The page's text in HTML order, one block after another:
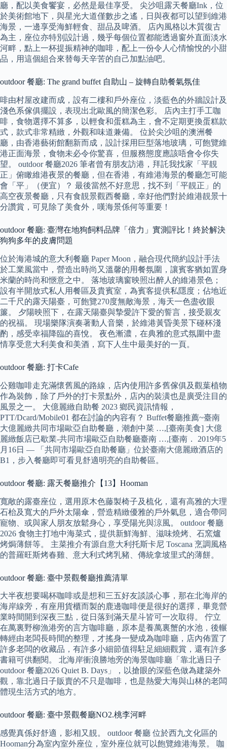
廳，配以美食饗宴，必然是最佳享受。 尖沙咀露天餐廳Ink，位
於美術館地下，與星光大道僅數步之遙，日與夜都可以望到維港
海景，一邊享受海鮮輕食、甜品及啤酒。 店內風格以木質復古
為主，座位亦特別設計過，幾乎每個位置都能透過窗外直面淡水
河畔，點上一杯提振精神的咖啡，配上一份令人心情愉悅的小甜
品，用這個組合來替每天辛苦的自己加點油吧。
outdoor 餐廳: The grand buffet 自助山 – 旋轉自助餐氣氛佳
啡由村屋改建而成，設有二樓和戶外座位，淡藍色的外牆設計及
淺色系傢俱擺設，表現出北歐風的簡潔色彩。 店內主打手工咖
啡，食物選擇不算多，以輕食和蛋糕為主，會不定期更換蛋糕款
式，款式非常精緻，外觀和味道兼備。 位於尖沙咀的澳洲餐
廳，由香港藝術館翻新而成，設計採用巨型落地玻璃，可飽覽維
港正面海景，食物未必令你驚喜，但服務態度應該唔會令你失
望。 outdoor 餐廳2026 筆者曾有朋友訪港，拜託我找家「平靚
正」俯瞰維港夜景的餐廳，但在香港，有維港海景的餐廳怎可能
會「平」（便宜）？ 最後當然不好意思，找不到「平靚正」的
高空夜景餐廳，只有食靚景觀西餐廳，幸好他們對於維港靚景十
分讚賞，可見除了美食外，嘆海景係何等重要！
outdoor 餐廳: 臺灣在地狗飼料品牌「倍力」實測評比！終於解決
狗狗多年的皮膚問題
位於海港城的意大利餐廳 Paper Moon，融合現代簡約設計手法
於工業風當中，營造出時尚又溫馨的用餐氛圍，讓賓客猶如置身
米蘭的時尚和愜意之中。 落地玻璃窗映照出醉人的維港景色；
設有半開放式私人用餐區及貴賓室，為賓客提供私隱度；佔地近
二千尺的露天陽臺，可飽覽270度無敵海景，海天一色盡收眼
簾。 夕陽映照下，在露天陽臺與摯愛許下愛的誓言，接受親友
的祝福。 現場樂隊演奏著動人音樂，於維港黃昏美景下碰杯淺
酌，感受幸福降臨的喜悅。 夜色漸濃，在典雅的意式氛圍中盡
情享受意大利美食和美酒，寫下人生中最美好的一頁。
outdoor 餐廳: 打卡Cafe
公雞咖啡走充滿懷舊風的路線，店內使用許多舊傢俱及觀葉植物
作為裝飾，除了戶外的打卡景點外，店內的裝潢也是廣受注目的
風景之一。 大億麗緻自助餐 2023 鄉民資訊情報，
PTT/Dcard/Mobile01 都在討論的內容有？ Buffet餐廳推薦~臺南
大億麗緻共同市場歐亞自助餐廳，潮創中菜 …,[臺南美食] 大億
麗緻飯店已歇業-共同市場歐亞自助餐廳臺南 …,[臺南． 2019年5
月16日 — 「共同市場歐亞自助餐廳」位於臺南大億麗緻酒店的
B1，步入餐廳即可看見舒適明亮的自助餐區。
outdoor 餐廳: 露天餐廳推介【13】Hooman
寬敞的露臺座位，選用原木色藤製椅子及梳化，還有高雅的大理
石枱及寬大的戶外太陽傘，營造精緻優雅的戶外氣息，適合帶同
寵物、或與家人朋友放鬆身心，享受陽光與涼風。 outdoor 餐廳
2026 食物主打地中海菜式，提供新鮮海鮮、滋味燒烤、石窯爐
烤焗薄餅等。 主菜推介有源自意大利托斯卡尼 Toscana 烹調風格
的普羅旺斯烤春雞、意大利式烤乳豬、傳統拿坡里式的薄餅。
outdoor 餐廳: 臺中景觀餐廳推薦清單
大半夜想要喝杯咖啡或是想和三五好友談談心事，那在北海岸的
海岸線旁，有座用貨櫃而製的鹿邊咖啡便是很好的選擇，畢竟營
業時間開到深夜三點，從日落到滿天星斗皆可一次取得。 佇立
在萬裏野柳漁港旁的言方咖啡廳，原本是養萬裏蟹的水池，後輾
轉經由老闆長時間的整理，才搖身一變成為咖啡廳，店內佈置了
許多老闆的收藏品，有許多小細節值得駐足細細觀賞，還有許多
書籍可供翻閱。 北海岸衝浪勝地旁的海景咖啡廳「靠北過日子
outdoor 餐廳2026 Quiet B. Days」，以搶眼的深藍色做為建築外
觀，靠北過日子販賣的不只是咖啡，也是熱愛大海與山林的老闆
體現生活方式的地方。
outdoor 餐廳: 臺中景觀餐廳NO2.桃李河畔
感覺真係好舒適，影相又靚。 outdoor 餐廳 位於西九文化區的
Hooman分為室內室外座位，室外座位就可以飽覽維港海景。 咖